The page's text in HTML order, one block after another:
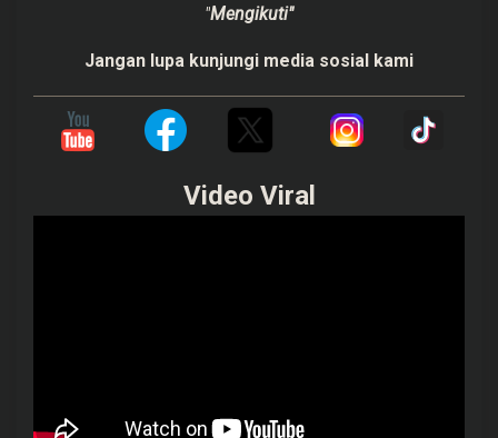
"Mengikuti"
Jangan lupa kunjungi media sosial kami
Video Viral